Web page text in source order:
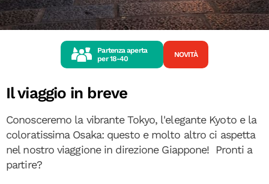
Partenza aperta
per18-40
NOVITÀ
Il viaggio in breve
Conosceremo la vibrante Tokyo, l'elegante Kyoto e la
coloratissima Osaka: questo e molto altro ci aspetta
nel nostro viaggione in direzione Giappone! Pronti a
partire?